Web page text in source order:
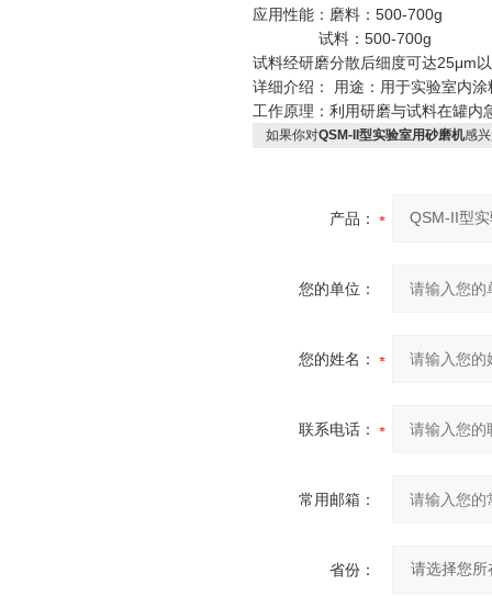
应用性能：磨料：500-700g
试料：500-700g
试料经研磨分散后细度可达25μm
详细介绍： 用途：用于实验室内
工作原理：利用研磨与试料在罐
如果你对QSM-II型实验室用砂磨机感
产品：
您的单位：
您的姓名：
联系电话：
常用邮箱：
省份：